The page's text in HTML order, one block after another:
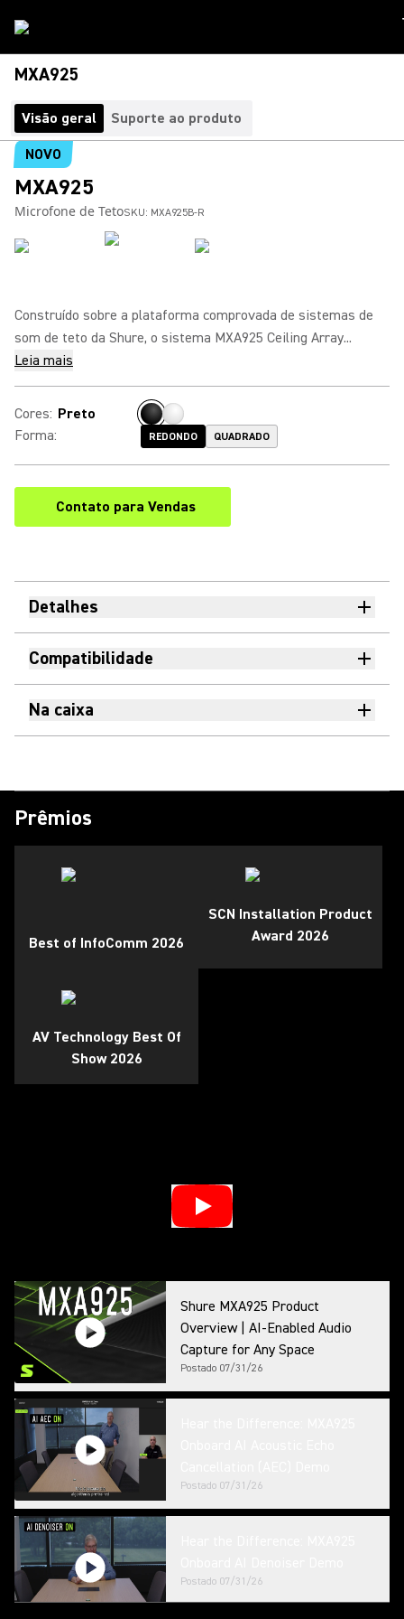
MXA925
Visão geral
Suporte ao produto
NOVO
MXA925
Microfone de TetoSKU: MXA925B-R
Construído sobre a plataforma comprovada de sistemas de
som de teto da Shure, o sistema MXA925 Ceiling Array...
Leia mais
Cores: Preto
Forma: REDONDO QUADRADO
Contato para Vendas
Detalhes
Compatibilidade
Na caixa
Prêmios
Best of InfoComm 2026
SCN Installation Product
Award 2026
AV Technology Best Of
Show 2026
Shure MXA925 Product
Overview | AI-Enabled Audio
Capture for Any Space
Postado 07/31/26
Postado 07/31/26
Postado 07/31/26